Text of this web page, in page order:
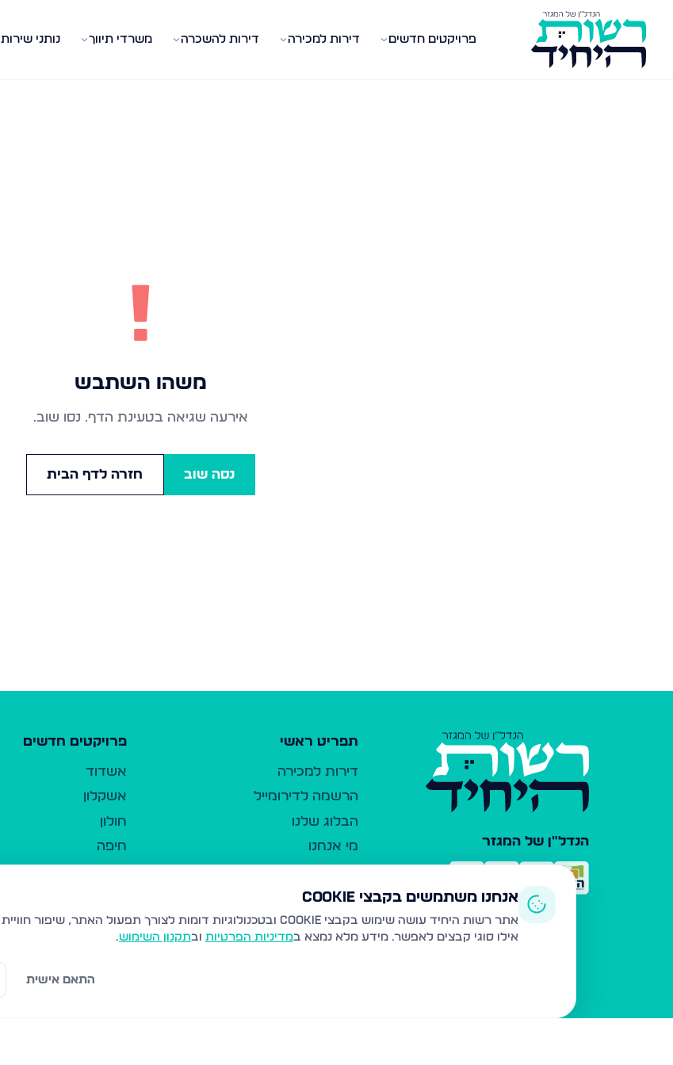
פרויקטים חדשים דירות למכירה דירות להשכרה משרדי תיווך נותני שירות
!
משהו השתבש
אירעה שגיאה בטעינת הדף. נסו שוב.
נסה שוב חזרה לדף הבית
הנדל"ן של המגזר
תפריט ראשי
דירות למכירה
הרשמה לדירומייל
הבלוג שלנו
מי אנחנו
כלי עזר
פרסום ברשות היחיד
משרדי תיווך
פרויקטים חדשים
אשדוד
אשקלון
חולון
חיפה
נהריה
עמנואל
אנחנו משתמשים בקבצי Cookie
אתר רשות היחיד עושה שימוש בקבצי Cookie ובטכנולוגיות דומות לצורך תפעול האתר, שיפור חוויית המשתמש, ניתוח שימוש ושיווק מותאם.
אילו סוגי קבצים לאפשר. מידע מלא נמצא במדיניות הפרטיות ובתקנון השימוש.
התאם אישית